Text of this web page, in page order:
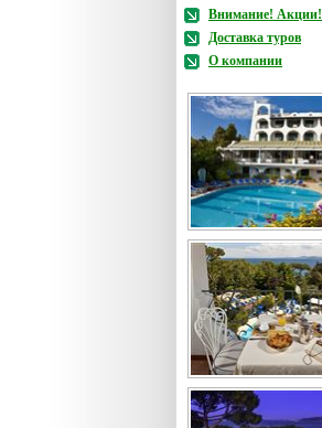
Внимание! Акции!
Доставка туров
О компании